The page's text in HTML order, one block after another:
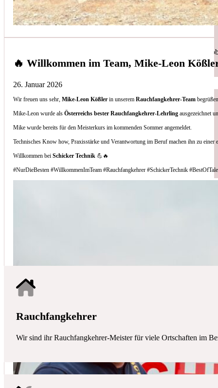
🔥 Willkommen im Team, Mike-Leon
26. Januar 2026
Wir freuen uns sehr,Mike-Leon Kößler in unseremRauchfangkehrer-Team
Mike-Leon wurde alsÖsterreichs bester Rauchfangkehrer-Lehrling ausgezeichnet
Mike wurde bereits für den Meisterkurs im kommenden Sommer angemeldet.
Technisches Know how, Praxisstärke und Verantwortung im Beruf machen ihn zu
Willkommen beiSchicker Technik 💪🔥
#NurDieBesten #WillkommenImTeam #Rauchfangkehrer #SchickerTechnik
Simon Bilek
Anruf, 3 Stunden später war jemand Vorort, Problem
Thomas Gornix
aus unseren Google-Bewertungen
Nettes Team, und kompetente Beratung.
Rauchfangkehrer
Wir sind ihr Rauchfangkehrer-Meister für viele Ortschaften im